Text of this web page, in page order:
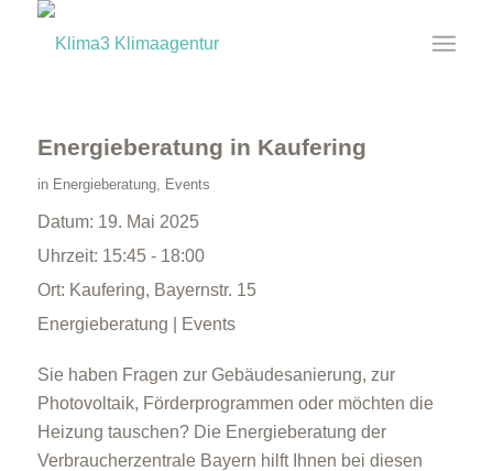
Energieberatung in Kaufering
in Energieberatung, Events
Datum: 19. Mai 2025
Uhrzeit: 15:45 - 18:00
Ort: Kaufering, Bayernstr. 15
Energieberatung | Events
Sie haben Fragen zur Gebäudesanierung, zur
Photovoltaik, Förderprogrammen oder möchten die
Heizung tauschen? Die Energieberatung der
Verbraucherzentrale Bayern hilft Ihnen bei diesen